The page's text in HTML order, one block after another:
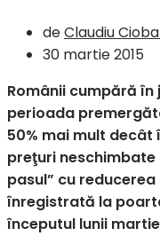
deClaudiu
30 martie 2015
Românii cumpără în
perioada
50% mai mult
preţuri neschimbate
pasul” cu
înregistrată la
începutul lunii